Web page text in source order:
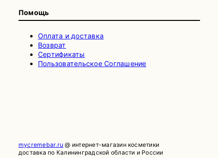
Помощь
Оплата и доставка
Возврат
Сертификаты
Пользовательское Соглашение
mycremebar.ru @ интернет-магазин косметики
доставка по Калининградской области и России